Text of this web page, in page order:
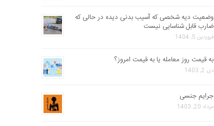
وضعیت دیه شخصی که آسیب بدنی دیده در حالی که
ضارب قابل شناسایی نیست
فروردین 5, 1404
به قیمت روز معامله یا به قیمت امروز؟
دی 2, 1403
جرایم جنسی
مرداد 20, 1403